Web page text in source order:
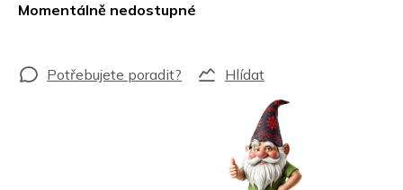
Momentálně nedostupné
Hlídat